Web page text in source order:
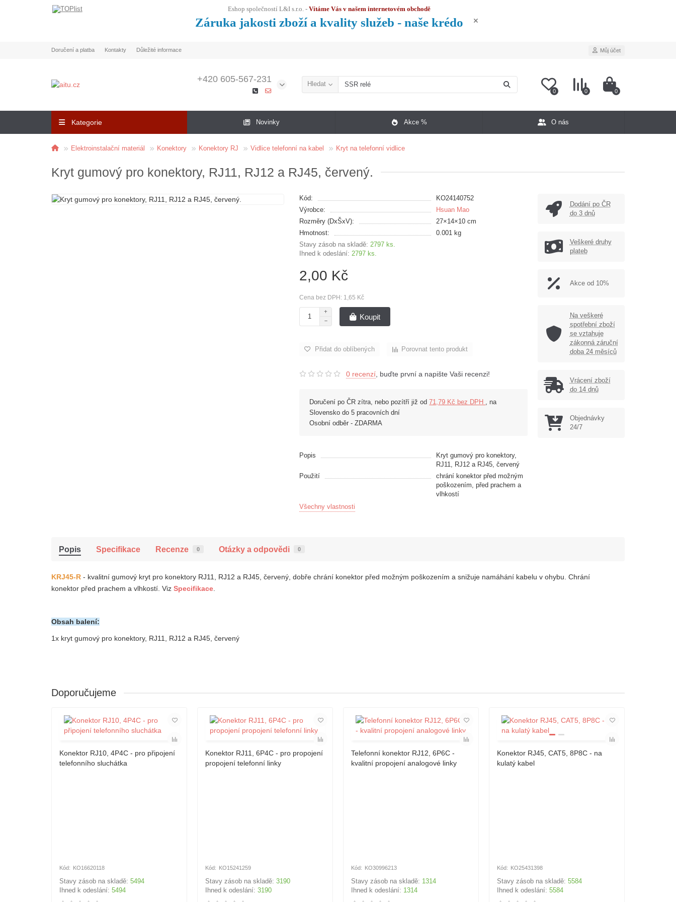
Eshop společností L&I s.r.o. - Vítáme Vás v našem internetovém obchodě
Záruka jakosti zboží a kvality služeb - naše krédo
Doručení a platba Kontakty Důležité informace Můj účet
Hledat
+420 605-567-231
0 0 0
Kategorie Novinky Akce % O nás
Elektroinstalační materiál Konektory Konektory RJ Vidlice telefonní na kabel Kryt na telefonní vidlice
Kryt gumový pro konektory, RJ11, RJ12 a RJ45, červený.
Kód:
KO24140752
Výrobce:
Hsuan Mao
Rozměry (DxŠxV):
27×14×10 cm
Hmotnost:
0.001 kg
Stavy zásob na skladě:2797 ks.
Ihned k odeslání:2797 ks.
2,00 Kč
Cena bez DPH: 1,65 Kč
Koupit
Přidat do oblíbených Porovnat tento produkt
0 recenzí , buďte první a napište Vaši recenzi!
Doručení po ČR zítra, nebo pozítří již od71,79 Kč bez DPH , na
Slovensko do 5 pracovních dní
Osobní odběr - ZDARMA
Popis
Kryt gumový pro konektory,
RJ11, RJ12 a RJ45, červený
Použití
chrání konektor před možným
poškozením, před prachem a
vlhkostí
Všechny vlastnosti
Dodání po ČR
do 3 dnů
Veškeré druhy
plateb
Akce od 10%
Na veškeré
spotřební zboží
se vztahuje
zákonná záruční
doba 24 měsíců
Vrácení zboží
do 14 dnů
Objednávky
24/7
Popis Specifikace Recenze 0 Otázky a odpovědi 0
KRJ45-R - kvalitní gumový kryt pro konektory RJ11, RJ12 a RJ45, červený, dobře chrání konektor před možným poškozením a snižuje namáhání kabelu v ohybu. Chrání
konektor před prachem a vlhkostí. Viz Specifikace
Obsah balení:
1x kryt gumový pro konektory, RJ11, RJ12 a RJ45, červený
Doporučujeme
Konektor RJ10, 4P4C - pro připojení
telefonního sluchátka
KO16620118
Stavy zásob na skladě: 5494
Ihned k odeslání: 5494
Konektor RJ11, 6P4C - pro propojení
propojení telefonní linky
KO15241259
Stavy zásob na skladě: 3190
Ihned k odeslání: 3190
Telefonní konektor RJ12, 6P6C -
kvalitní propojení analogové linky
KO30996213
Stavy zásob na skladě: 1314
Ihned k odeslání: 1314
Konektor RJ45, CAT5, 8P8C - na
kulatý kabel
KO25431398
Stavy zásob na skladě: 5584
Ihned k odeslání: 5584